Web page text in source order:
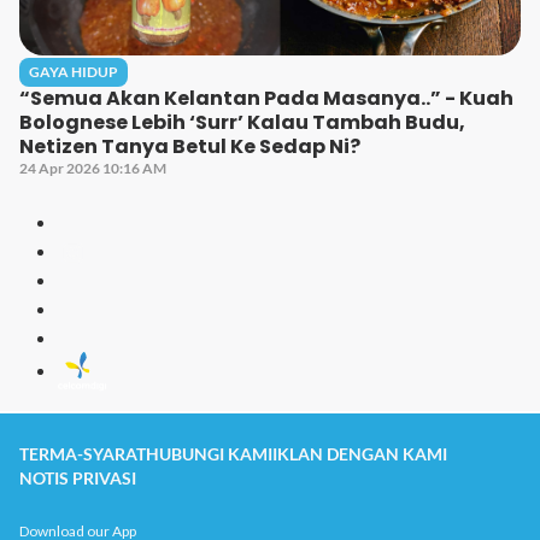
GAYA HIDUP
“Semua Akan Kelantan Pada Masanya..” - Kuah
Bolognese Lebih ‘Surr’ Kalau Tambah Budu,
Netizen Tanya Betul Ke Sedap Ni?
24 Apr 2026 10:16 AM
TERMA-SYARATHUBUNGI KAMIIKLAN DENGAN KAMI
NOTIS PRIVASI
Download our App